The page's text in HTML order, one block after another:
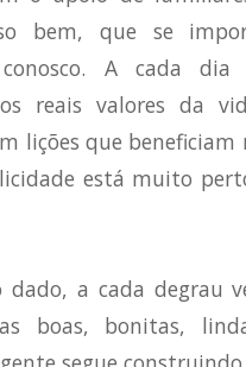
bem, que se
A cada dia
os reais valores da
lições que beneficiam
está muito
dado, a cada degrau
boas, bonitas,